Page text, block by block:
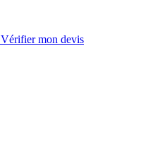
Vérifier mon devis